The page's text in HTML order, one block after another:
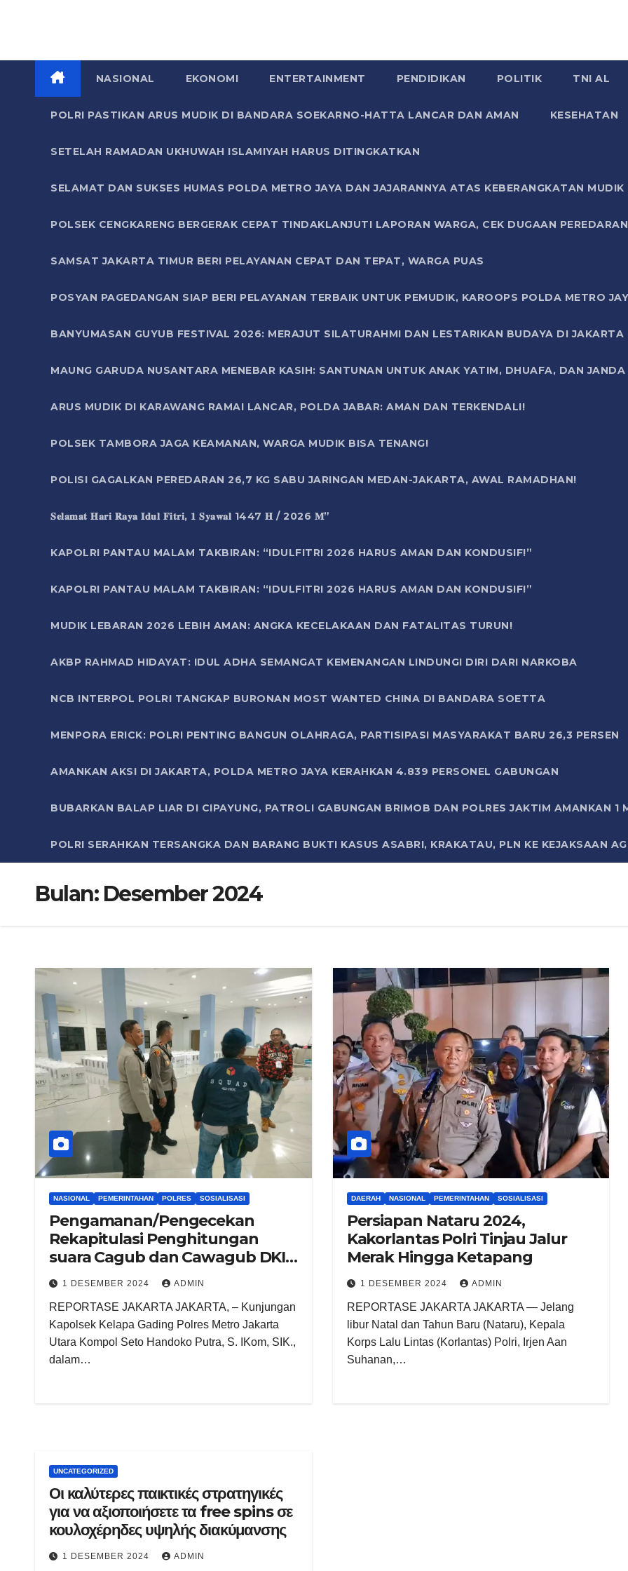
NASIONAL EKONOMI ENTERTAINMENT PENDIDIKAN POLITIK TNI AL
POLRI PASTIKAN ARUS MUDIK DI BANDARA SOEKARNO-HATTA LANCAR DAN AMAN KESEHATAN
SETELAH RAMADAN UKHUWAH ISLAMIYAH HARUS DITINGKATKAN
SELAMAT DAN SUKSES HUMAS POLDA METRO JAYA DAN JAJARANNYA ATAS KEBERANGKATAN
POLSEK CENGKARENG BERGERAK CEPAT TINDAKLANJUTI LAPORAN WARGA, CEK DUGAAN
SAMSAT JAKARTA TIMUR BERI PELAYANAN CEPAT DAN TEPAT, WARGA PUAS
POSYAN PAGEDANGAN SIAP BERI PELAYANAN TERBAIK UNTUK PEMUDIK, KAROOPS POLDA METRO
BANYUMASAN GUYUB FESTIVAL 2026: MERAJUT SILATURAHMI DAN LESTARIKAN BUDAYA DI JAKARTA
MAUNG GARUDA NUSANTARA MENEBAR KASIH: SANTUNAN UNTUK ANAK YATIM, DHUAFA, DAN
ARUS MUDIK DI KARAWANG RAMAI LANCAR, POLDA JABAR: AMAN DAN TERKENDALI!
POLSEK TAMBORA JAGA KEAMANAN, WARGA MUDIK BISA TENANG!
POLISI GAGALKAN PEREDARAN 26,7 KG SABU JARINGAN MEDAN-JAKARTA, AWAL RAMADHAN!
𝐒𝐞𝐥𝐚𝐦𝐚𝐭 𝐇𝐚𝐫𝐢 𝐑𝐚𝐲𝐚 𝐈𝐝𝐮𝐥 𝐅𝐢𝐭𝐫𝐢, 𝟏 𝐒𝐲𝐚𝐰𝐚𝐥 1447 𝐇 / 2026 𝐌”
KAPOLRI PANTAU MALAM TAKBIRAN: “IDULFITRI 2026 HARUS AMAN DAN KONDUSIF!”
KAPOLRI PANTAU MALAM TAKBIRAN: “IDULFITRI 2026 HARUS AMAN DAN KONDUSIF!”
MUDIK LEBARAN 2026 LEBIH AMAN: ANGKA KECELAKAAN DAN FATALITAS TURUN!
AKBP RAHMAD HIDAYAT: IDUL ADHA SEMANGAT KEMENANGAN LINDUNGI DIRI DARI NARKOBA
NCB INTERPOL POLRI TANGKAP BURONAN MOST WANTED CHINA DI BANDARA SOETTA
MENPORA ERICK: POLRI PENTING BANGUN OLAHRAGA, PARTISIPASI MASYARAKAT BARU 26,3 PERSEN
AMANKAN AKSI DI JAKARTA, POLDA METRO JAYA KERAHKAN 4.839 PERSONEL GABUNGAN
BUBARKAN BALAP LIAR DI CIPAYUNG, PATROLI GABUNGAN BRIMOB DAN POLRES JAKTIM AMANKAN 1
POLRI SERAHKAN TERSANGKA DAN BARANG BUKTI KASUS ASABRI, KRAKATAU, PLN KE KEJAKSAAN
Bulan: Desember 2024
NASIONAL PEMERINTAHAN POLRES SOSIALISASI
Pengamanan/Pengecekan
Rekapitulasi Penghitungan
suara Cagub dan Cawagub DKI
Jakarta di Gedung PPK
1 DESEMBER 2024 ADMIN
REPORTASE JAKARTA JAKARTA, – Kunjungan
Kapolsek Kelapa Gading Polres Metro Jakarta
Utara Kompol Seto Handoko Putra, S. IKom, SIK.,
dalam…
DAERAH NASIONAL PEMERINTAHAN SOSIALISASI
Persiapan Nataru 2024,
Kakorlantas Polri Tinjau Jalur
Merak Hingga Ketapang
1 DESEMBER 2024 ADMIN
REPORTASE JAKARTA JAKARTA — Jelang
libur Natal dan Tahun Baru (Nataru), Kepala
Korps Lalu Lintas (Korlantas) Polri, Irjen Aan
Suhanan,…
UNCATEGORIZED
Οι καλύτερες παικτικές στρατηγικές
για να αξιοποιήσετε τα free spins σε
κουλοχέρηδες υψηλής διακύμανσης
1 DESEMBER 2024 ADMIN